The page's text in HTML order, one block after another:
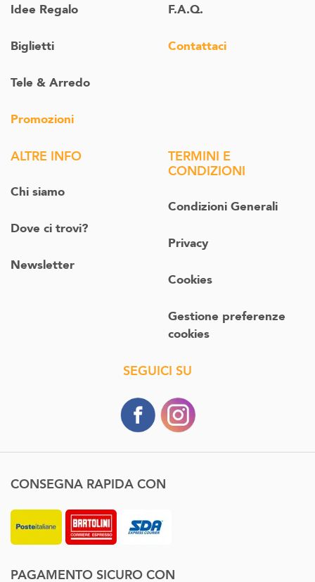
Idee Regalo
Biglietti
Tele & Arredo
Promozioni
F.A.Q.
Contattaci
ALTRE INFO
Chi siamo
Dove ci trovi?
Newsletter
TERMINI E
CONDIZIONI
Condizioni Generali
Privacy
Cookies
Gestione preferenze
cookies
SEGUICI SU
CONSEGNA RAPIDA CON
PAGAMENTO SICURO CON